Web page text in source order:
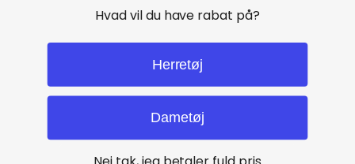
Hvad vil du have rabat på?
Herretøj
Dametøj